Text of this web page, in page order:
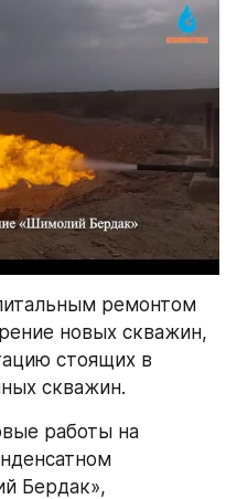
ремонтом
новых скважин,
стоящих в
скважин.
работы на
Бердак»,